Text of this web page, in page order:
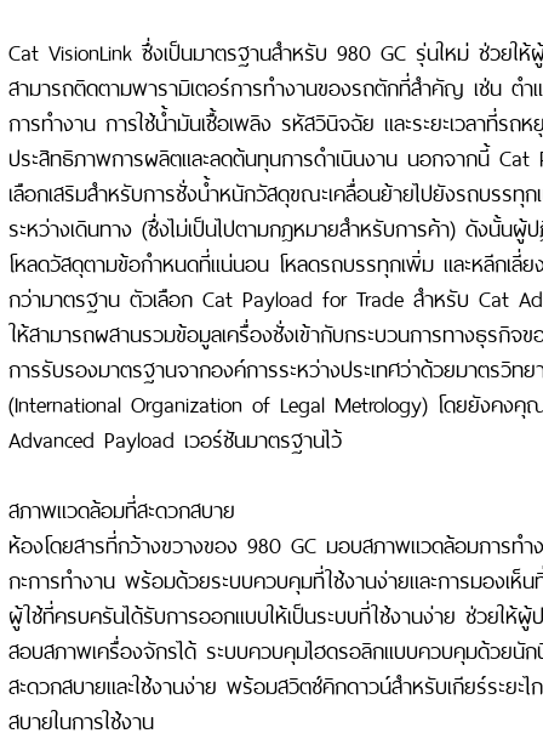
Cat VisionLink ซึ่งเป็นมาตรฐานสำหรับ 980 GC รุ่นใหม่ ช่วยใ
สามารถติดตามพารามิเตอร์การทำงานของรถตักที่สำคัญ เช่น ตำ
การทำงาน การใช้น้ำมันเชื้อเพลิง รหัสวินิจฉัย และระยะเวลาที่รถ
ประสิทธิภาพการผลิตและลดต้นทุนการดำเนินงาน นอกจากนี้ Cat
เลือกเสริมสำหรับการชั่งน้ำหนักวัสดุขณะเคลื่อนย้ายไปยังรถบรรทุ
ระหว่างเดินทาง (ซึ่งไม่เป็นไปตามกฎหมายสำหรับการค้า) ดังนั้นผู้
โหลดวัสดุตามข้อกำหนดที่แน่นอน โหลดรถบรรทุกเพิ่ม และหลีกเลี่ย
กว่ามาตรฐาน ตัวเลือก Cat Payload for Trade สำหรับ Cat
ให้สามารถผสานรวมข้อมูลเครื่องชั่งเข้ากับกระบวนการทางธุรกิจ
การรับรองมาตรฐานจากองค์การระหว่างประเทศว่าด้วยมาตรวิท
(International Organization of Legal Metrology) โดยยังคง
Advanced Payload เวอร์ชันมาตรฐานไว้
สภาพแวดล้อมที่สะดวกสบาย
ห้องโดยสารที่กว้างขวางของ 980 GC มอบสภาพแวดล้อมการทำ
กะการทำงาน พร้อมด้วยระบบควบคุมที่ใช้งานง่ายและการมองเห็
ผู้ใช้ที่ครบครันได้รับการออกแบบให้เป็นระบบที่ใช้งานง่าย ช่วยให้
สอบสภาพเครื่องจักรได้ ระบบควบคุมไฮดรอลิกแบบควบคุมด้วยนั
สะดวกสบายและใช้งานง่าย พร้อมสวิตช์คิกดาวน์สำหรับเกียร์ระยะ
สบายในการใช้งาน